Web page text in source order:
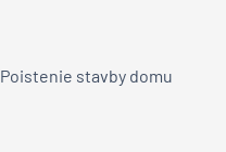
Poistenie stavby domu